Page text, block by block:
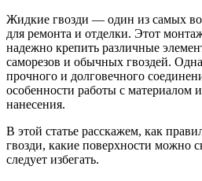
Жидкие гвозди — один из самых
для ремонта и отделки. Этот
надежно крепить различные
саморезов и обычных гвоздей.
прочного и долговечного
особенности работы с материалом
нанесения.
В этой статье расскажем, как
гвозди, какие поверхности можно
следует избегать.